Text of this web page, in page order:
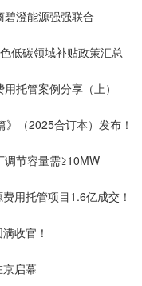
澄能源强强联合
低碳领域补贴政策汇总
托管案例分享（上）
》（2025合订本）发布！
调节容量需≥10MW
用托管项目1.6亿成交！
收官！
启幕